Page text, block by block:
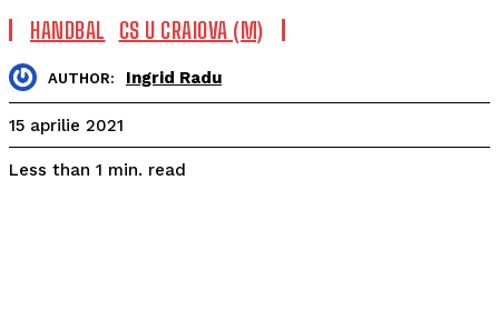
HANDBAL CS U CRAIOVA (M)
AUTHOR: Ingrid Radu
15 aprilie 2021
Less than 1 min. read